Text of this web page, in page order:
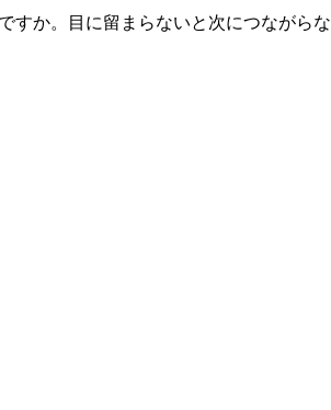
すか。目に留まらないと次につながらな